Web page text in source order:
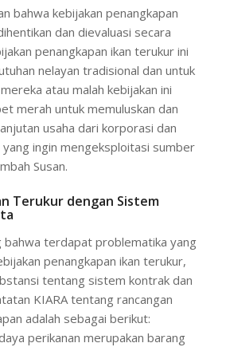
bahwa kebijakan penangkapan
dan dievaluasi secara
penangkapan ikan terukur ini
nelayan tradisional dan untuk
atau malah kebijakan ini
merah untuk memuluskan dan
usaha dari korporasi dan
ingin mengeksploitasi sumber
Susan.
Terukur dengan Sistem
bahwa terdapat problematika yang
penangkapan ikan terukur,
tentang sistem kontrak dan
KIARA tentang rancangan
adalah sebagai berikut:
perikanan merupakan barang